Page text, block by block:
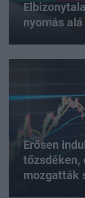
nyomás
Erősen
tőzsdéken,
mozgatták